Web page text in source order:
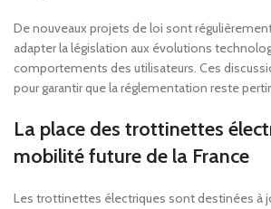
De nouveaux projets de loi sont
adapter la législation aux évolutions
comportements des utilisateurs. Ces
pour garantir que la réglementation reste
La place des trottinettes
mobilité future de la France
Les trottinettes électriques sont destinées à